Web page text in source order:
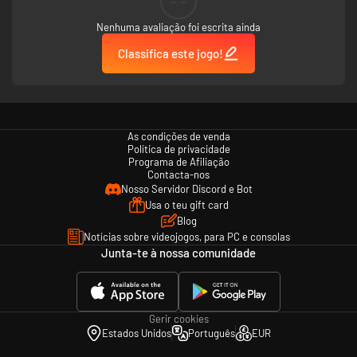
Podes fazer exercício com um amigo no modo multijogadores local, cada
um com o seu comando Joy-Con
Podes verificar as estatísticas de outros jogadores de todo o mundo
Nenhuma avaliação foi escrita ainda
Classifica este jogo!
As condições de venda
Política de privacidade
Programa de Afiliação
Contacta-nos
Nosso Servidor Discord e Bot
Usa o teu gift card
Blog
Notícias sobre videojogos, para PC e consolas
Junta-te à nossa comunidade
Gerir cookies
Estados Unidos
Português EUR